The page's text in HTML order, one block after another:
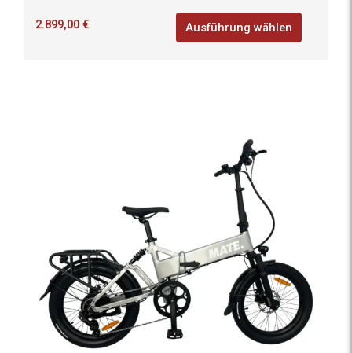
2.899,00 € Ausführung wählen